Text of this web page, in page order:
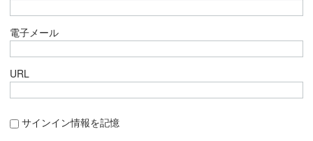
電子メール
URL
サインイン情報を記憶